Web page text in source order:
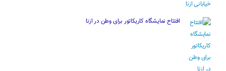
افتتاح نمایشگاه کاریکاتور برای وطن در ازنا